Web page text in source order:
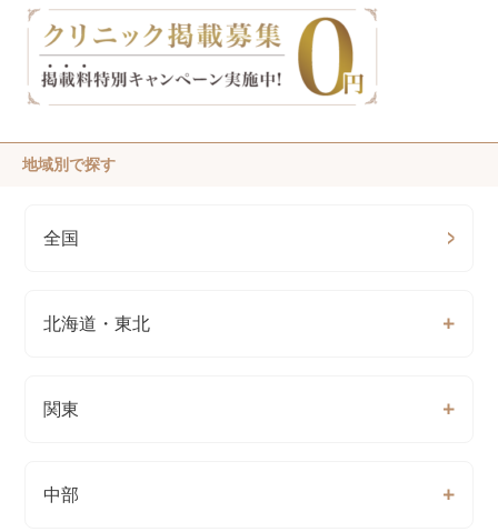
地域別で探す
全国
北海道・東北
関東
中部